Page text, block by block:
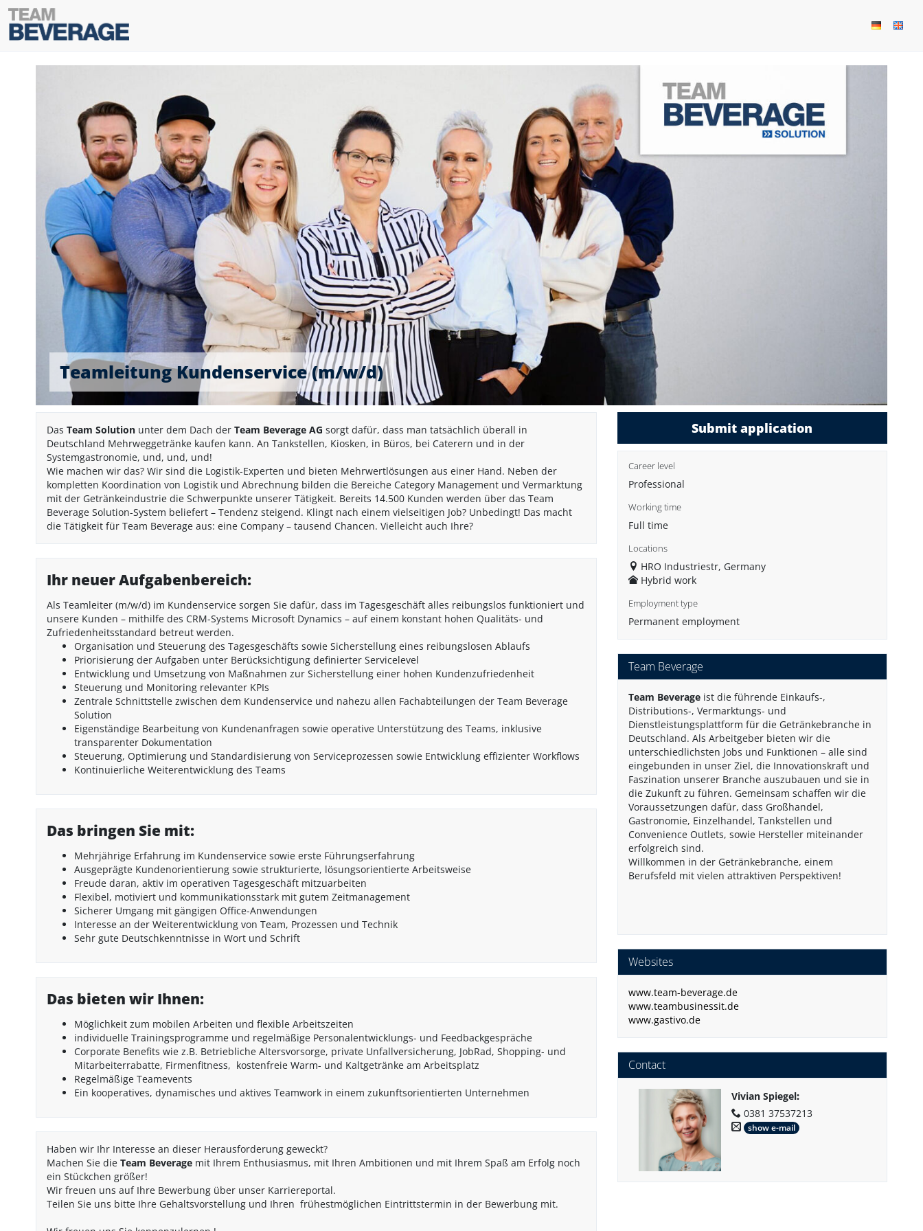
Teamleitung Kundenservice (m/w/d)
Das Team Solution unter dem Dach der Team Beverage AG sorgt dafür, dass man tatsächlich überall in
Deutschland Mehrweggetränke kaufen kann. An Tankstellen, Kiosken, in Büros, bei Caterern und in der
Systemgastronomie, und, und, und!
Wie machen wir das? Wir sind die Logistik-Experten und bieten Mehrwertlösungen aus einer Hand. Neben der
kompletten Koordination von Logistik und Abrechnung bilden die Bereiche Category Management und Vermarktung
mit der Getränkeindustrie die Schwerpunkte unserer Tätigkeit. Bereits 14.500 Kunden werden über das Team
Beverage Solution-System beliefert – Tendenz steigend. Klingt nach einem vielseitigen Job? Unbedingt! Das macht
die Tätigkeit für Team Beverage aus: eine Company – tausend Chancen. Vielleicht auch Ihre?
Ihr neuer Aufgabenbereich:
Als Teamleiter (m/w/d) im Kundenservice sorgen Sie dafür, dass im Tagesgeschäft alles reibungslos funktioniert und
unsere Kunden – mithilfe des CRM-Systems Microsoft Dynamics – auf einem konstant hohen Qualitäts- und
Zufriedenheitsstandard betreut werden.
Organisation und Steuerung des Tagesgeschäfts sowie Sicherstellung eines reibungslosen Ablaufs
Priorisierung der Aufgaben unter Berücksichtigung definierter Servicelevel
Entwicklung und Umsetzung von Maßnahmen zur Sicherstellung einer hohen Kundenzufriedenheit
Steuerung und Monitoring relevanter KPIs
Zentrale Schnittstelle zwischen dem Kundenservice und nahezu allen Fachabteilungen der Team Beverage
Solution
Eigenständige Bearbeitung von Kundenanfragen sowie operative Unterstützung des Teams, inklusive
transparenter Dokumentation
Steuerung, Optimierung und Standardisierung von Serviceprozessen sowie Entwicklung effizienter Workflows
Kontinuierliche Weiterentwicklung des Teams
Das bringen Sie mit:
Mehrjährige Erfahrung im Kundenservice sowie erste Führungserfahrung
Ausgeprägte Kundenorientierung sowie strukturierte, lösungsorientierte Arbeitsweise
Freude daran, aktiv im operativen Tagesgeschäft mitzuarbeiten
Flexibel, motiviert und kommunikationsstark mit gutem Zeitmanagement
Sicherer Umgang mit gängigen Office-Anwendungen
Interesse an der Weiterentwicklung von Team, Prozessen und Technik
Sehr gute Deutschkenntnisse in Wort und Schrift
Das bieten wir Ihnen:
Möglichkeit zum mobilen Arbeiten und flexible Arbeitszeiten
individuelle Trainingsprogramme und regelmäßige Personalentwicklungs- und Feedbackgespräche
Corporate Benefits wie z.B. Betriebliche Altersvorsorge, private Unfallversicherung, JobRad, Shopping- und
Mitarbeiterrabatte, Firmenfitness, kostenfreie Warm- und Kaltgetränke am Arbeitsplatz
Regelmäßige Teamevents
Ein kooperatives, dynamisches und aktives Teamwork in einem zukunftsorientierten Unternehmen
Haben wir Ihr Interesse an dieser Herausforderung geweckt?
Machen Sie die Team Beverage mit Ihrem Enthusiasmus, mit Ihren Ambitionen und mit Ihrem Spaß am Erfolg noch
ein Stückchen größer!
Wir freuen uns auf Ihre Bewerbung über unser Karriereportal.
Teilen Sie uns bitte Ihre Gehaltsvorstellung und Ihren frühestmöglichen Eintrittstermin in der Bewerbung mit.
Submit application
Career level
Professional
Working time
Full time
Locations
HRO Industriestr, Germany
Hybrid work
Employment type
Permanent employment
Team Beverage
Team Beverageist die führende Einkaufs-,
Distributions-, Vermarktungs- und
Dienstleistungsplattform für die Getränkebranche in
Deutschland. Als Arbeitgeber bieten wir die
unterschiedlichsten Jobs und Funktionen – alle sind
eingebunden in unser Ziel, die Innovationskraft und
Faszination unserer Branche auszubauen und sie in
die Zukunft zu führen. Gemeinsam schaffen wir die
Voraussetzungen dafür, dass Großhandel,
Gastronomie, Einzelhandel, Tankstellen und
Convenience Outlets, sowie Hersteller miteinander
erfolgreich sind.
Willkommen in der Getränkebranche, einem
Berufsfeld mit vielen attraktiven Perspektiven!
Websites
www.team-beverage.de
www.teambusinessit.de
www.gastivo.de
Contact
Vivian Spiegel:
0381 37537213
show e-mail